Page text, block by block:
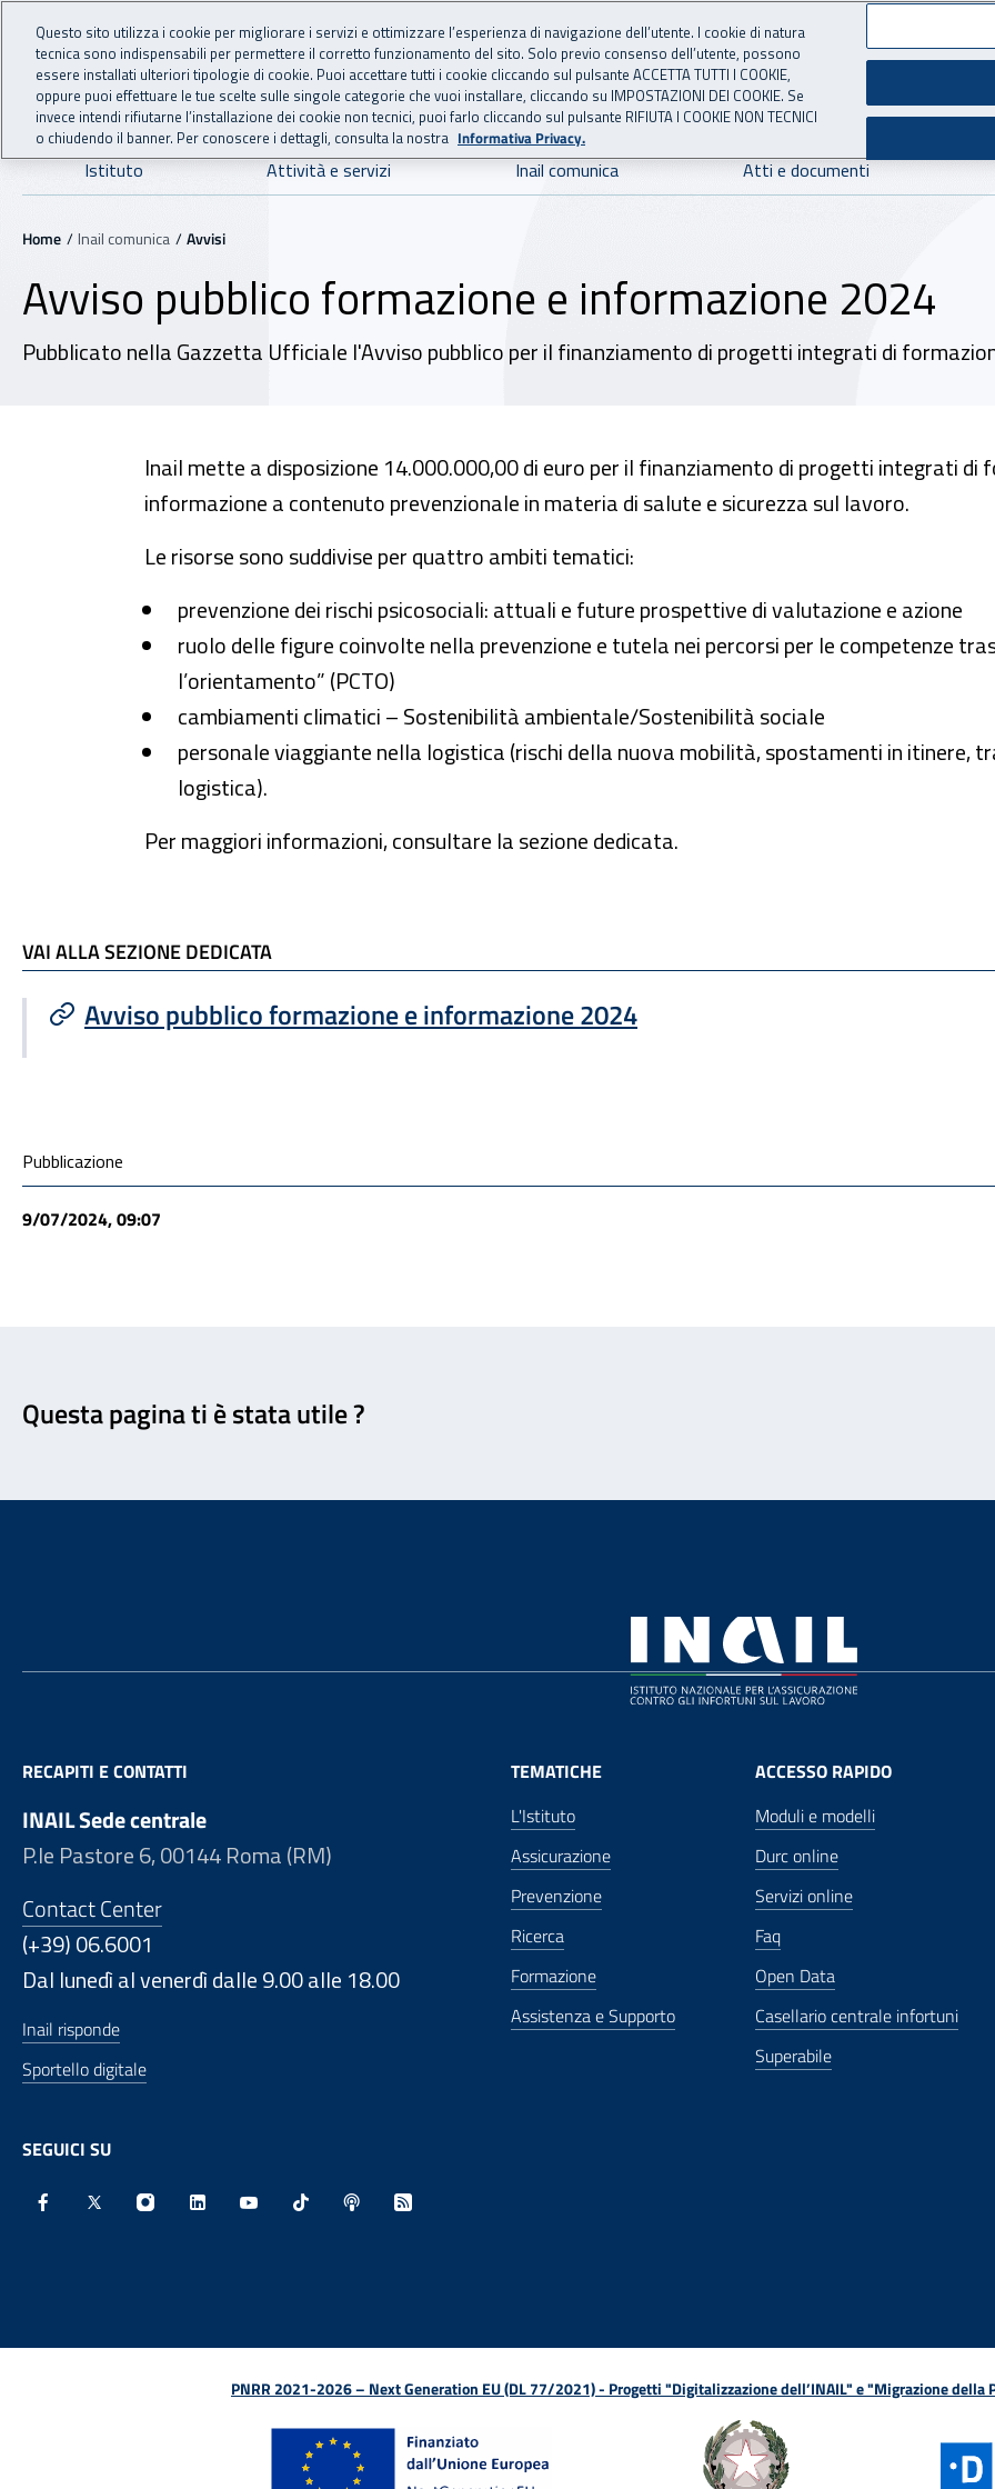
Vai al menu principale
Vai al contenuto principale
INAIL - Istituto Nazionale per l'Assicurazione
Navigazione principale
Istituto Attività e servizi Inail comunica Atti e documenti
Navigazione - Ti trovi in:
Home Inail comunica Avvisi
Avviso pubblico formazione e informazione 2024
Pubblicato nella Gazzetta Ufficiale l'Avviso pubblico per il finanziamento di progetti integrati di
Inail mette a disposizione 14.000.000,00 di euro per il finanziamento di progetti integrati di
informazione a contenuto prevenzionale in materia di salute e sicurezza sul lavoro.
Le risorse sono suddivise per quattro ambiti tematici:
prevenzione dei rischi psicosociali: attuali e future prospettive di valutazione e azione
ruolo delle figure coinvolte nella prevenzione e tutela nei percorsi per le competenze
l’orientamento” (PCTO)
cambiamenti climatici – Sostenibilità ambientale/Sostenibilità sociale
personale viaggiante nella logistica (rischi della nuova mobilità, spostamenti in itinere,
logistica).
Per maggiori informazioni, consultare la sezione dedicata.
TI POTREBBE INTERESSARE
VAI ALLA SEZIONE DEDICATA
Avviso pubblico formazione e informazione 2024
Condivisione social
Pubblicazione
9/07/2024, 09:07
Questa pagina ti è stata utile ?
RECAPITI E CONTATTI
INAIL Sede centrale
P.le Pastore 6, 00144 Roma (RM)
Contact Center
(+39) 06.6001
Dal lunedì al venerdì dalle 9.00 alle 18.00
Inail risponde
Sportello digitale
SEGUICI SU
TEMATICHE
L'Istituto
Assicurazione
Prevenzione
Ricerca
Formazione
Assistenza e Supporto
ACCESSO RAPIDO
Moduli e modelli
Durc online
Servizi online
Faq
Open Data
Casellario centrale infortuni
Superabile
PNRR 2021-2026 – Next Generation EU (DL 77/2021) - Progetti "Digitalizzazione dell’INAIL" e "Migrazione della
Questo sito utilizza i cookie per migliorare i servizi e ottimizzare l’esperienza di navigazione dell’utente. I cookie di natura
tecnica sono indispensabili per permettere il corretto funzionamento del sito. Solo previo consenso dell’utente, possono
essere installati ulteriori tipologie di cookie. Puoi accettare tutti i cookie cliccando sul pulsante ACCETTA TUTTI I COOKIE,
oppure puoi effettuare le tue scelte sulle singole categorie che vuoi installare, cliccando su IMPOSTAZIONI DEI COOKIE. Se
invece intendi rifiutarne l’installazione dei cookie non tecnici, puoi farlo cliccando sul pulsante RIFIUTA I COOKIE NON TECNICI
o chiudendo il banner. Per conoscere i dettagli, consulta la nostra Informativa Privacy.